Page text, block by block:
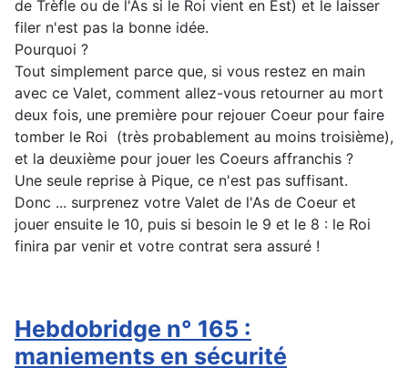
de Trèfle ou de l'As si le Roi vient en Est) et le laisser
filer n'est pas la bonne idée.
Pourquoi ?
Tout simplement parce que, si vous restez en main
avec ce Valet, comment allez-vous retourner au mort
deux fois, une première pour rejouer Coeur pour faire
tomber le Roi (très probablement au moins troisième),
et la deuxième pour jouer les Coeurs affranchis ?
Une seule reprise à Pique, ce n'est pas suffisant.
Donc ... surprenez votre Valet de l'As de Coeur et
jouer ensuite le 10, puis si besoin le 9 et le 8 : le Roi
finira par venir et votre contrat sera assuré !
Hebdobridge n° 165 :
maniements en sécurité